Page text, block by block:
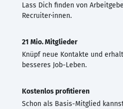
Lass Dich finden von
Recruiter·innen.
21 Mio. Mitglieder
Knüpf neue Kontakte und
besseres Job-Leben.
Kostenlos profitieren
Schon als Basis-Mitglied